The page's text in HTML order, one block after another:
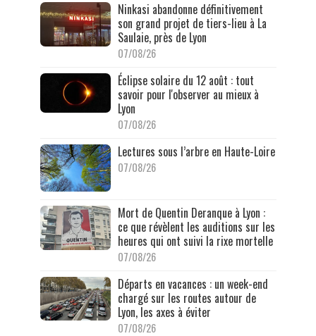
Ninkasi abandonne définitivement
son grand projet de tiers-lieu à La
Saulaie, près de Lyon
07/08/26
Éclipse solaire du 12 août : tout
savoir pour l'observer au mieux à
Lyon
07/08/26
Lectures sous l’arbre en Haute-Loire
07/08/26
Mort de Quentin Deranque à Lyon :
ce que révèlent les auditions sur les
heures qui ont suivi la rixe mortelle
07/08/26
Départs en vacances : un week-end
chargé sur les routes autour de
Lyon, les axes à éviter
07/08/26